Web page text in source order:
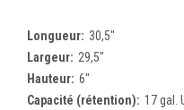
Longueur: 30,5"
Largeur: 29,5"
Hauteur: 6"
Capacité (rétention): 17 gal.